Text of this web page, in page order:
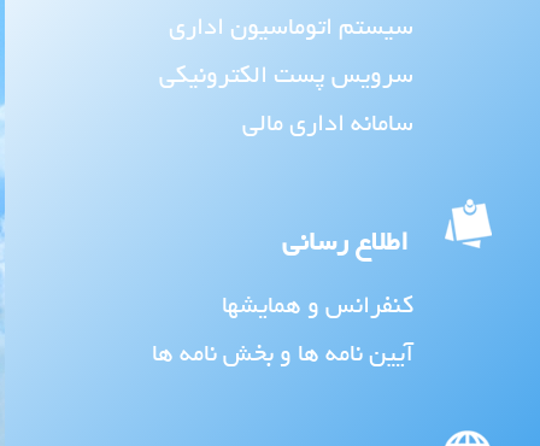
سیستم اتوماسیون اداری
سرویس پست الکترونیکی
سامانه اداری مالی
اطلاع رسانی
کنفرانس و همایشها
آیین نامه ها و بخش نامه ها